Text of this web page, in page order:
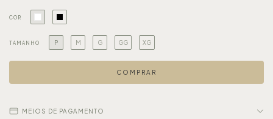
COR
TAMANHO P M G GG XG
MEIOS DE PAGAMENTO